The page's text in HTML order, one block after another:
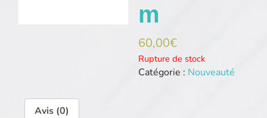
m
60,00€
Rupture de stock
Catégorie : Nouveauté
Avis (0)